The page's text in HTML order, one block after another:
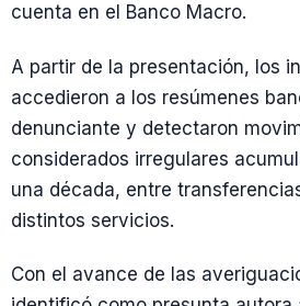
cuenta en el Banco Macro.
A partir de la presentación, los
accedieron a los resúmenes
denunciante y detectaron
considerados irregulares
una década, entre
distintos servicios.
Con el avance de las